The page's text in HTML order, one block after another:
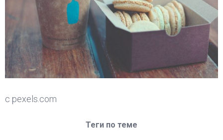
с pexels.com
Теги по теме